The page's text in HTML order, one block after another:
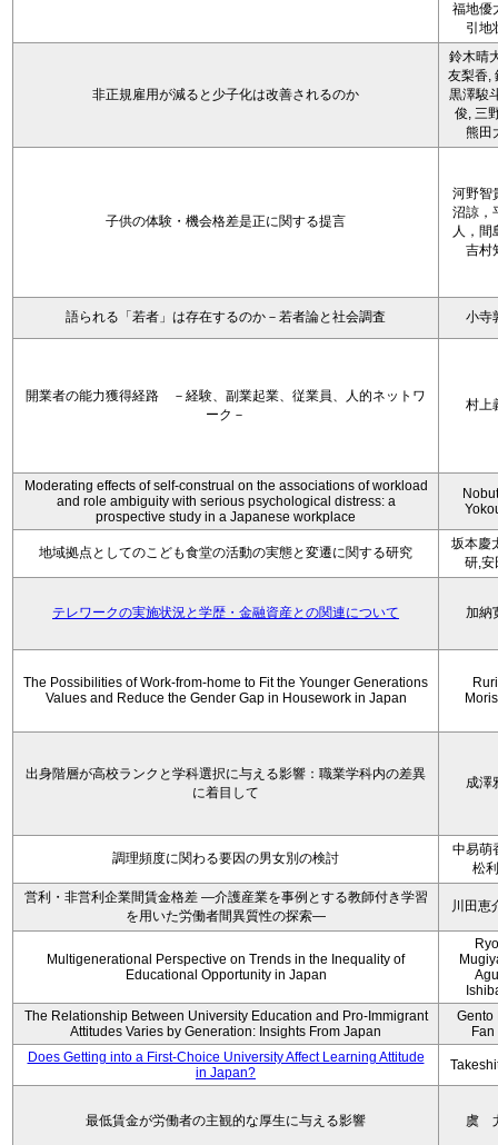
福地優
引地
非正規雇用が減ると少子化は改善されるのか
鈴木晴
友梨香,
黒澤駿
俊, 三
熊田
子供の体験・機会格差是正に関する提言
河野智
沼諒，
人，間
吉村
語られる「若者」は存在するのか－若者論と社会調査 小寺
開業者の能力獲得経路 －経験、副業起業、従業員、人的ネットワ
ーク－
村上
Moderating effects of self-construal on the associations of workload
and role ambiguity with serious psychological distress: a
prospective study in a Japanese workplace
地域拠点としてのこども食堂の活動の実態と変遷に関する研究
坂本慶
研,安
テレワークの実施状況と学歴・金融資産との関連について 加納
The Possibilities of Work-from-home to Fit the Younger Generations
Values and Reduce the Gender Gap in Housework in Japan
出身階層が高校ランクと学科選択に与える影響：職業学科内の差異
に着目して
成澤
調理頻度に関わる要因の男女別の検討
中易萌
松
営利・非営利企業間賃金格差 ―介護産業を事例とする教師付き学習
を用いた労働者間異質性の探索―
川田恵
Multigenerational Perspective on Trends in the Inequality of
Educational Opportunity in Japan
The Relationship Between University Education and Pro-Immigrant
Attitudes Varies by Generation: Insights From Japan
Gento
Does Getting into a First-Choice University Affect Learning Attitude
in Japan?
最低賃金が労働者の主観的な厚生に与える影響 虞